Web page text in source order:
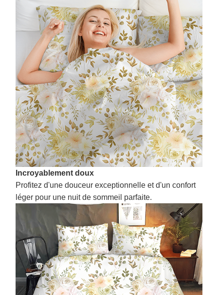
Incroyablement doux
Profitez d'une douceur exceptionnelle et d'un confort
léger pour une nuit de sommeil parfaite.